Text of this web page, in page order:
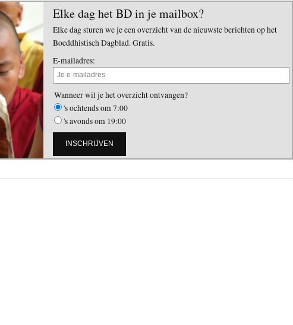
Elke dag het BD in je mailbox?
Elke dag sturen we je een overzicht van de nieuwste berichten op het
Boeddhistisch Dagblad. Gratis.
E-mailadres:
Wanneer wil je het overzicht ontvangen?
's ochtends om 7:00
's avonds om 19:00